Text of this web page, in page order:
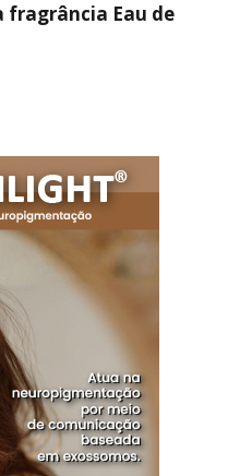
fragrância Eau de